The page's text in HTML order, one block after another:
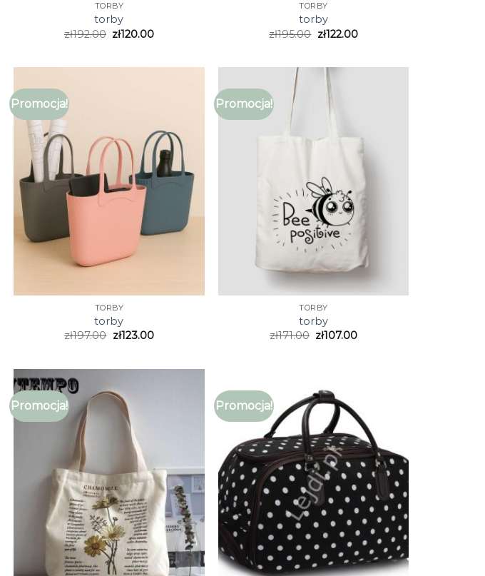
TORBY
torby
zł192.00 zł120.00
TORBY
torby
zł195.00 zł122.00
Promocja!
TORBY
torby
zł197.00 zł123.00
Promocja!
TORBY
torby
zł171.00 zł107.00
Promocja! Promocja!